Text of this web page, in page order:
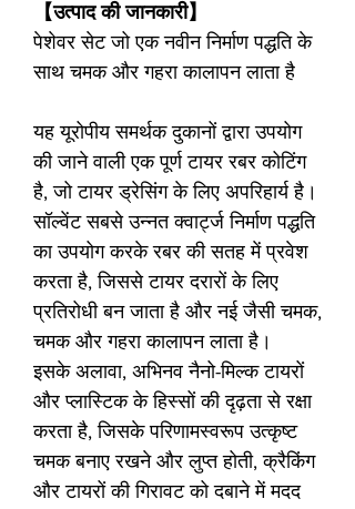
【उत्पाद की जानकारी】
पेशेवर सेट जो एक नवीन निर्माण पद्धति के
साथ चमक और गहरा कालापन लाता है
यह यूरोपीय समर्थक दुकानों द्वारा उपयोग
की जाने वाली एक पूर्ण टायर रबर कोटिंग
है, जो टायर ड्रेसिंग के लिए अपरिहार्य है।
सॉल्वेंट सबसे उन्नत क्वार्ट्ज निर्माण पद्धति
का उपयोग करके रबर की सतह में प्रवेश
करता है, जिससे टायर दरारों के लिए
प्रतिरोधी बन जाता है और नई जैसी चमक,
चमक और गहरा कालापन लाता है।
इसके अलावा, अभिनव नैनो-मिल्क टायरों
और प्लास्टिक के हिस्सों की दृढ़ता से रक्षा
करता है, जिसके परिणामस्वरूप उत्कृष्ट
चमक बनाए रखने और लुप्त होती, क्रैकिंग
और टायरों की गिरावट को दबाने में मदद